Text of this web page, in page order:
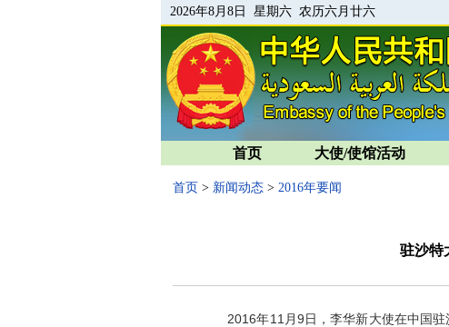
2026年8月8日 星期六 农历六月廿六
首页 大使/使馆活动
首页 > 新闻动态 > 2016年要闻
驻沙特
2016年11月9日，李华新大使在中国驻沙